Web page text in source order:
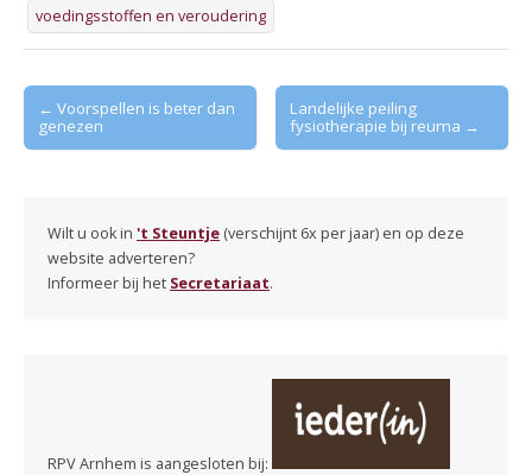
voedingsstoffen en veroudering
Post
navigation
← Voorspellen is beter dan
genezen
Landelijke peiling
fysiotherapie bij reuma →
Wilt u ook in 't Steuntje (verschijnt 6x per jaar) en op deze
website adverteren?
Informeer bij het Secretariaat.
RPV Arnhem is aangesloten bij: